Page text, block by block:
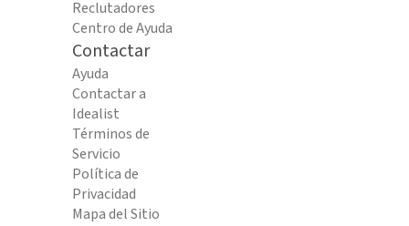
Reclutadores
Centro de Ayuda
Contactar
Ayuda
Contactar a
Idealist
Términos de
Servicio
Política de
Privacidad
Mapa del Sitio